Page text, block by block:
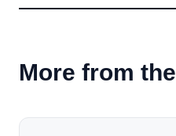
More from